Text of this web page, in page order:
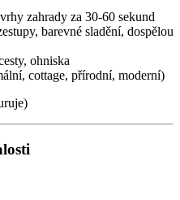
zahrady za 30-60 sekund
barevné sladění, dospělou
ohniska
cottage, přírodní, moderní)